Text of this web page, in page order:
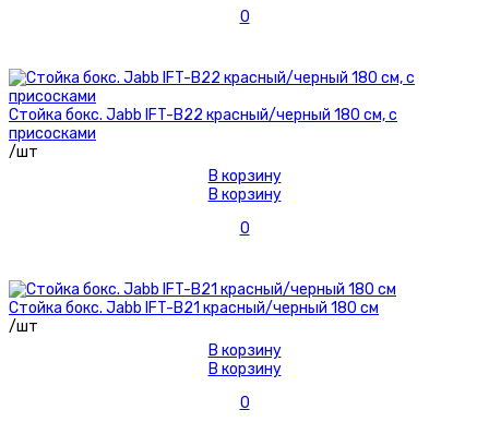
0
Стойка бокс. Jabb IFT-B22 красный/черный 180 см, с
присосками
/шт
В корзину
В корзину
0
Стойка бокс. Jabb IFT-B21 красный/черный 180 см
/шт
В корзину
В корзину
0